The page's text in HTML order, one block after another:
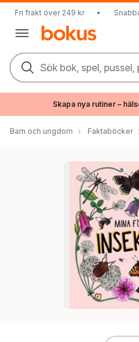
Fri frakt över 249 kr •
Sök bok, spel, pussel,
Skapa nya rutiner –
Barn och ungdom Faktaböcker